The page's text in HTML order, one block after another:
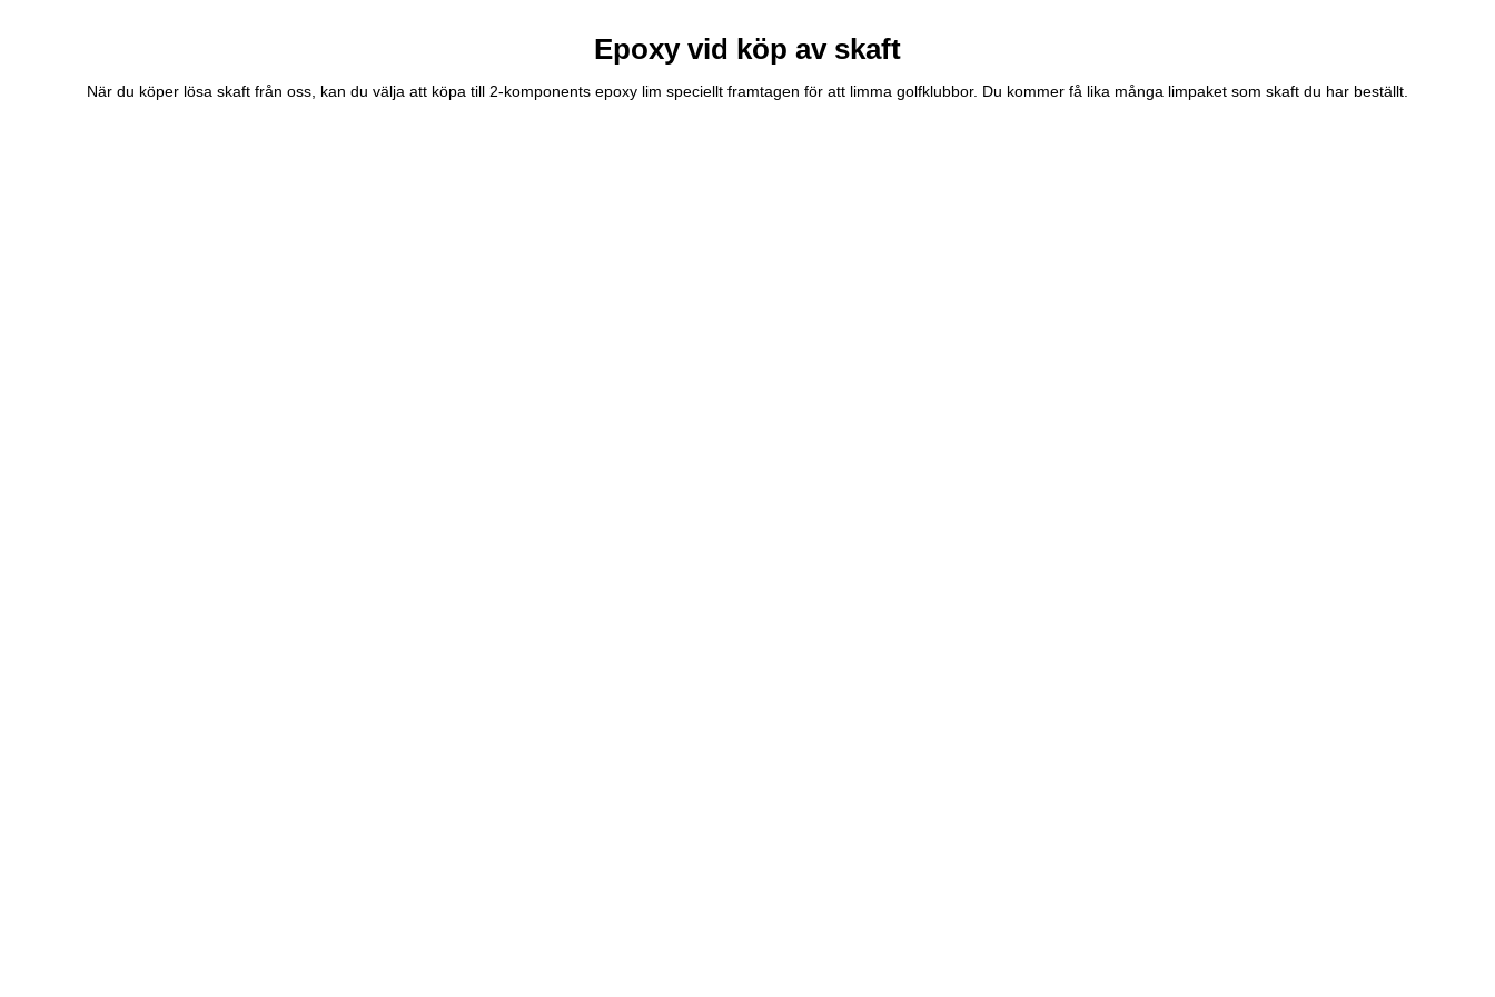
Epoxy vid köp av skaft
När du köper lösa skaft från oss, kan du välja att köpa till 2-komponents epoxy lim speciellt framtagen för att limma golfklubbor. Du kommer få lika många limpaket som skaft du har beställt.